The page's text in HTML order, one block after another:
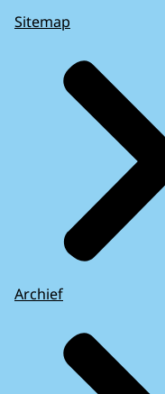
Sitemap
Archief